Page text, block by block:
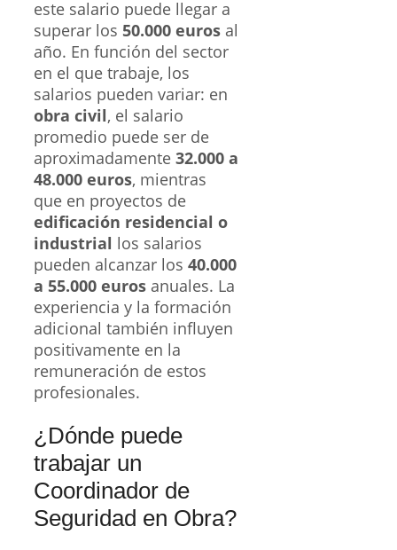
este salario puede llegar a
superar los 50.000 euros al
año. En función del sector
en el que trabaje, los
salarios pueden variar: en
obra civil, el salario
promedio puede ser de
aproximadamente 32.000 a
48.000 euros, mientras
que en proyectos de
edificación residencial o
industrial los salarios
pueden alcanzar los 40.000
a 55.000 euros anuales. La
experiencia y la formación
adicional también influyen
positivamente en la
remuneración de estos
profesionales.
¿Dónde puede
trabajar un
Coordinador de
Seguridad en Obra?